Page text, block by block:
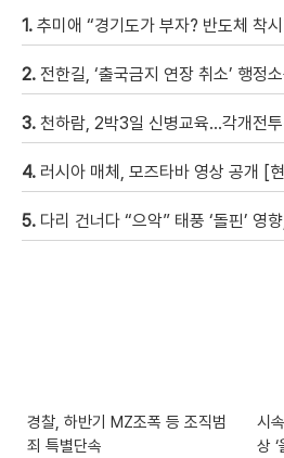
1. 추미애 “경기도가 부자? 반도체 착
2. 전한길, ‘출국금지 연장 취소’ 행정
3. 천하람, 2박3일 신병교육…각개전
4. 러시아 매체, 모즈타바 영상 공개 [
5. 다리 건너다 “으악” 태풍 ‘돌핀’ 영향, 중국에서도…높은
경찰, 하반기 MZ조폭 등 조직범
죄 특별단속
시
상